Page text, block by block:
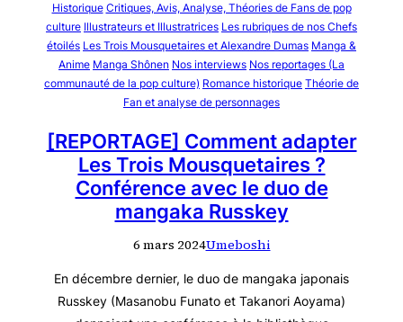
Historique Critiques, Avis, Analyse, Théories de Fans de pop
culture Illustrateurs et Illustratrices Les rubriques de nos Chefs
étoilés Les Trois Mousquetaires et Alexandre Dumas Manga &
Anime Manga Shônen Nos interviews Nos reportages (La
communauté de la pop culture) Romance historique Théorie de
Fan et analyse de personnages
[REPORTAGE] Comment adapter
Les Trois Mousquetaires ?
Conférence avec le duo de
mangaka Russkey
6 mars 2024Umeboshi
En décembre dernier, le duo de mangaka japonais
Russkey (Masanobu Funato et Takanori Aoyama)